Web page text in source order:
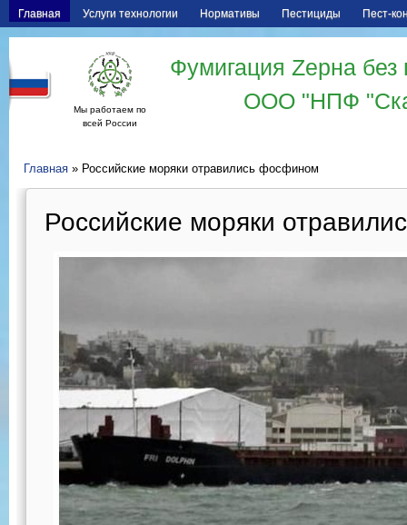
Главная Услуги технологии Нормативы Пестициды Пест-
Мы работаем по
всей России
Фумигация Zерна
ООО "НПФ
Главная » Российские моряки отравились фосфином
Российские моряки